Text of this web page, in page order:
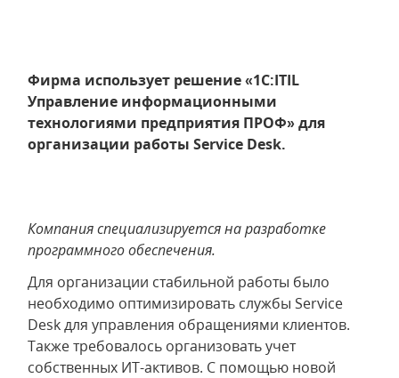
Фирма использует решение «1С:ITIL
Управление информационными
технологиями предприятия ПРОФ» для
организации работы Service Desk.
Компания специализируется на разработке
программного обеспечения.
Для организации стабильной работы было
необходимо оптимизировать службы Service
Desk для управления обращениями клиентов.
Также требовалось организовать учет
собственных ИТ-активов. С помощью новой